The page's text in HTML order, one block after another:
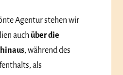
Agentur stehen wir
auch über die
, während des
als